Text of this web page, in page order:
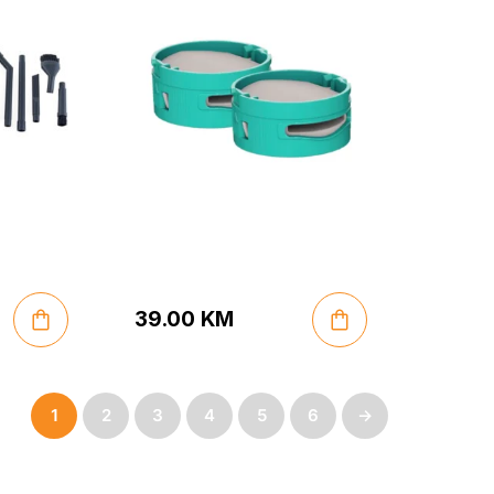
39.00 KM
1 2 3 4 5 6 →